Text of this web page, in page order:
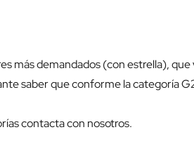
más demandados (con estrella), que
saber que conforme la categoría
contacta con nosotros.